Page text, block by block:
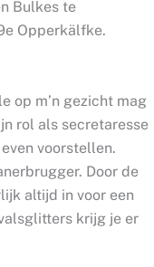
Bulkes te
Opperkälfke.
op m’n gezicht mag
rol als secretaresse
voorstellen.
Door de
altijd in voor een
krijg je er